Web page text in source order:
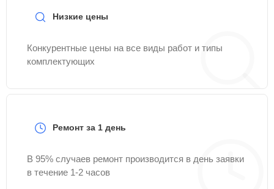
Низкие цены
Конкурентные цены на все виды работ и типы
комплектующих
Ремонт за 1 день
В 95% случаев ремонт производится в день заявки
в течение 1-2 часов